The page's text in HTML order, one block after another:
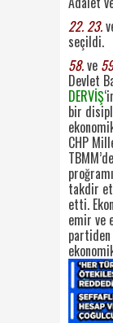
22. 23.
seçildi.
58.ve 59
Devlet
DERVİŞ
bir
CHP
takdir
etti.
emir ve